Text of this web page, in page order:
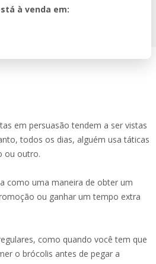
à venda em:
em persuasão tendem a ser vistas
todos os dias, alguém usa táticas
ou outro.
como uma maneira de obter um
ou ganhar um tempo extra
como quando você tem que
o brócolis antes de pegar a